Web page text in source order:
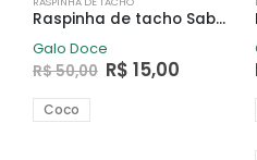
Raspinha de tacho Sabor Coco
Galo Doce
R$50,00 O
preço
R$ 15,00O
Coco